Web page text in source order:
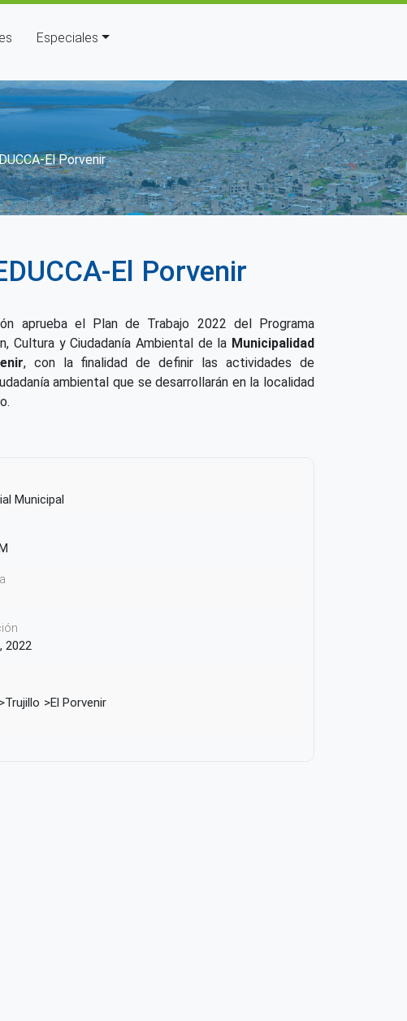
Especiales
navegación
El Porvenir
El Porvenir
aprueba el Plan de Trabajo 2022 del Programa
Cultura y Ciudadanía Ambiental de la Municipalidad
, con la finalidad de definir las actividades de
ambiental que se desarrollarán en la localidad
Municipal
2022
Trujillo El Porvenir